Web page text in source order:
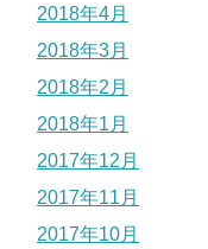
2018年4月
2018年3月
2018年2月
2018年1月
2017年12月
2017年11月
2017年10月